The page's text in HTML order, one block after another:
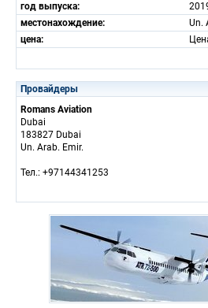
год выпуска:
местонахождение:
Un.
цена:
Провайдеры
Romans Aviation
Dubai
183827 Dubai
Un. Arab. Emir.
Тел.: +97144341253